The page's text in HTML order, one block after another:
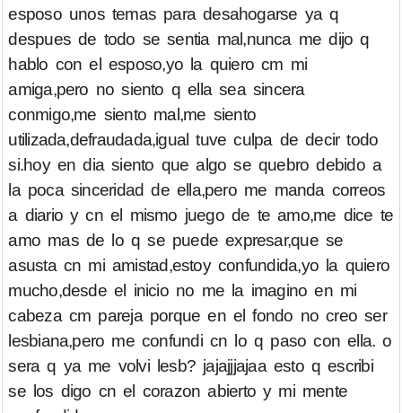
esposo unos temas para desahogarse ya q
despues de todo se sentia mal,nunca me dijo q
hablo con el esposo,yo la quiero cm mi
amiga,pero no siento q ella sea sincera
conmigo,me siento mal,me siento
utilizada,defraudada,igual tuve culpa de decir todo
si.hoy en dia siento que algo se quebro debido a
la poca sinceridad de ella,pero me manda correos
a diario y cn el mismo juego de te amo,me dice te
amo mas de lo q se puede expresar,que se
asusta cn mi amistad,estoy confundida,yo la quiero
mucho,desde el inicio no me la imagino en mi
cabeza cm pareja porque en el fondo no creo ser
lesbiana,pero me confundi cn lo q paso con ella. o
sera q ya me volvi lesb? jajajjjajaa esto q escribi
se los digo cn el corazon abierto y mi mente